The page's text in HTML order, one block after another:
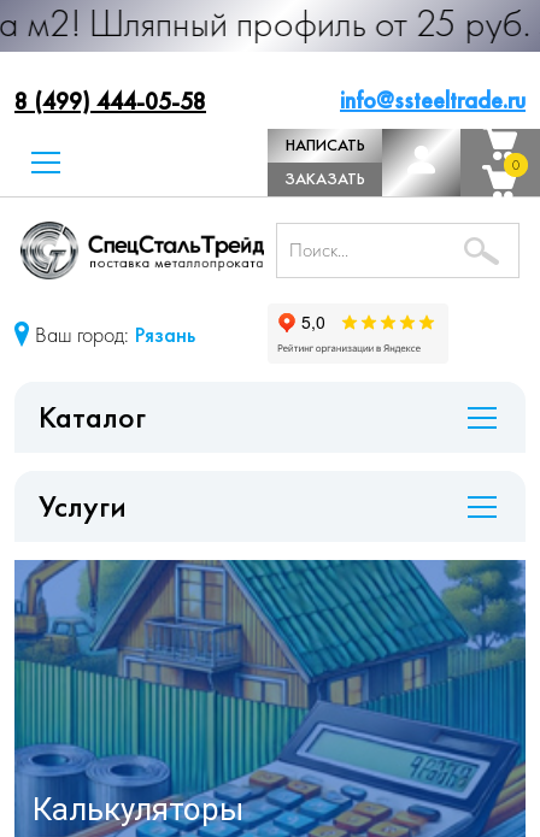
профиль от 25 руб. за м.п.
8 (499) 444-05-58 info@ssteeltrade.ru
НАПИСАТЬ
ДИРЕКТОРУ
ЗАКАЗАТЬ
ЗВОНОК
0
0
Ваш город: Рязань
Каталог
Услуги
Калькуляторы